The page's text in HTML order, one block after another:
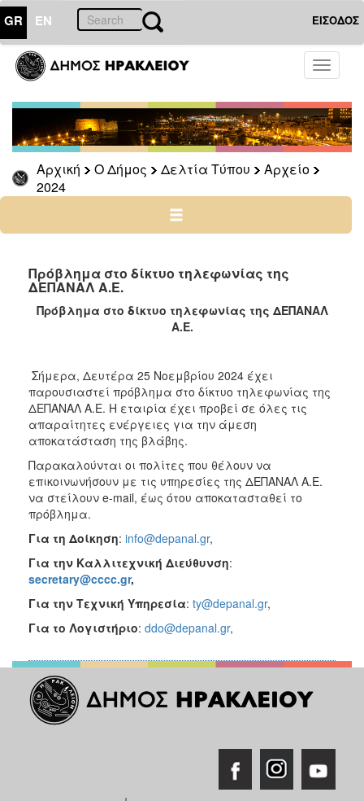
GR EN ΕΙΣΟΔΟΣ
Toggle
Αρχική Ο Δήμος Δελτία Τύπου
Αρχείο
2024
ΔΗΜΟΣ
Δελτία
Τύπου
Αρχείο
2026
2025
2022
2021
2020
2017
2016
2015
2013
2012
2011
2010
2006
ΜΑΣ
ΠΟΛΙΤΙΣΜΟΣ
Πρόβλημα στο δίκτυο τηλεφωνίας της
ΔΕΠΑΝΑΛ Α.Ε.
Πρόβλημα στο δίκτυο τηλεφωνίας της ΔΕΠΑΝΑΛ
Α.Ε.
Σήμερα, Δευτέρα 25 Νοεμβρίου 2024 έχει
παρουσιαστεί πρόβλημα στο δίκτυο τηλεφωνίας της
ΔΕΠΑΝΑΛ Α.Ε. Η εταιρία έχει προβεί σε όλες τις
απαραίτητες ενέργειες για την άμεση
αποκατάσταση της βλάβης.
Παρακαλούνται οι πολίτες που θέλουν να
επικοινωνήσουν με τις υπηρεσίες της ΔΕΠΑΝΑΛ Α.Ε.
να στείλουν e-mail, έως ότου αποκατασταθεί το
πρόβλημα.
Για τη Δοίκηση: info@depanal.gr,
Για την Καλλιτεχνική Διεύθυνση:
secretary@cccc.gr,
Για την Τεχνική Υπηρεσία: ty@depanal.gr,
Για το Λογιστήριο: ddo@depanal.gr,